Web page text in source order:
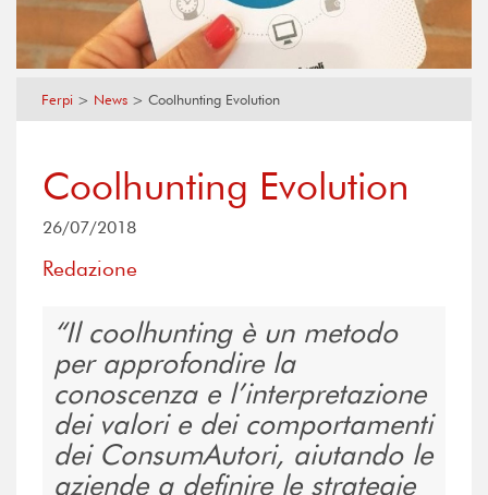
Ferpi > News > Coolhunting Evolution
Coolhunting Evolution
26/07/2018
Redazione
Il coolhunting è un metodo
per approfondire la
conoscenza e l’interpretazione
dei valori e dei comportamenti
dei ConsumAutori, aiutando le
aziende a definire le strategie